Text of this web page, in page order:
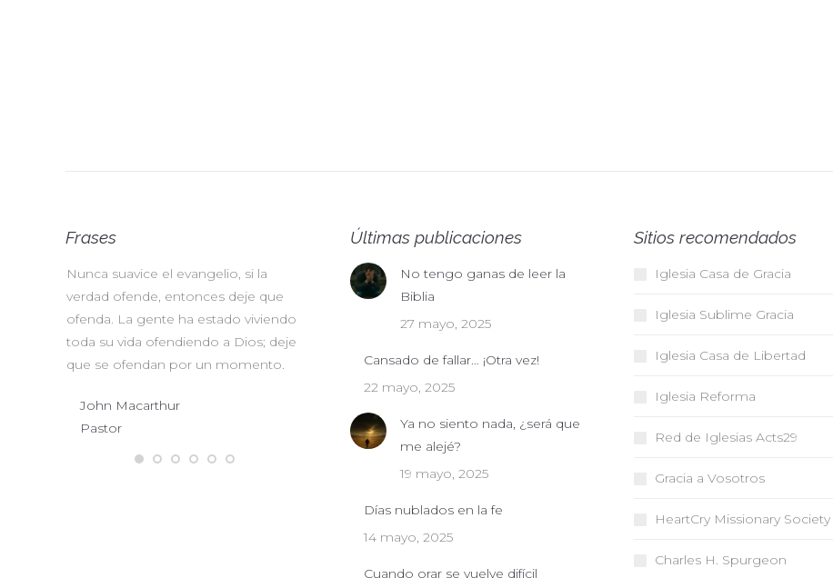
Frases
Nunca suavice el evangelio, si la
verdad ofende, entonces deje que
ofenda. La gente ha estado viviendo
toda su vida ofendiendo a Dios; deje
que se ofendan por un momento.
John Macarthur
Pastor
No somos mandados para hacer
diplomacia sino como profetas, y
nuestro mensaje, no es otra cosa
A.W. Tozer
Un perro ladra cuando su amo es
atacada la verdad de Dios y
El
creen.
Últimas publicaciones
No tengo ganas de leer la
Biblia
27 mayo, 2025
Cansado de fallar… ¡Otra vez!
22 mayo, 2025
Ya no siento nada, ¿será que
me alejé?
19 mayo, 2025
Días nublados en la fe
14 mayo, 2025
Cuando orar se vuelve difícil
Sitios recomendados
Iglesia Casa de Gracia
Iglesia Sublime Gracia
Iglesia Casa de Libertad
Iglesia Reforma
Red de Iglesias Acts29
Gracia a Vosotros
HeartCry Missionary Society
Charles H. Spurgeon